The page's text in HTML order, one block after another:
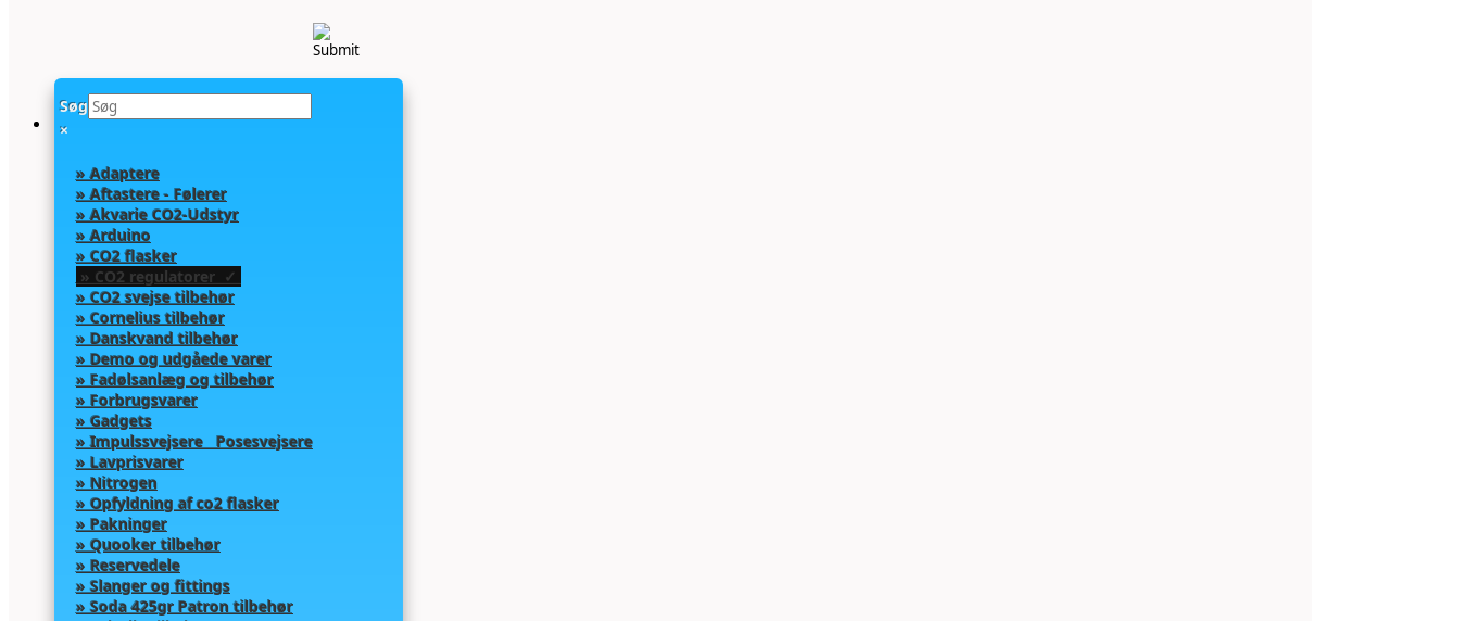
Søg
×
» Adaptere
» Aftastere - Følerer
» Akvarie CO2-Udstyr
» Arduino
» CO2 flasker
» CO2 regulatorer ✓
» CO2 svejse tilbehør
» Cornelius tilbehør
» Danskvand tilbehør
» Demo og udgåede varer
» Fadølsanlæg og tilbehør
» Forbrugsvarer
» Gadgets
» Impulssvejsere Posesvejsere
» Lavprisvarer
» Nitrogen
» Opfyldning af co2 flasker
» Pakninger
» Quooker tilbehør
» Reservedele
» Slanger og fittings
» Soda 425gr Patron tilbehør